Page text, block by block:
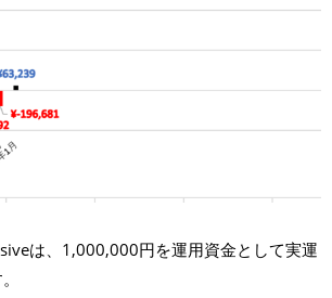
は、1,000,000円を運用資金として実運